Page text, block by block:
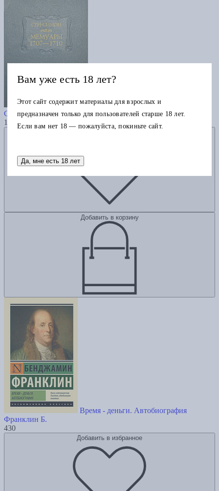
Мемуары 1707-1710
Сен-Симон
11670
Добавить в избранное
Добавить в корзину
Время - деньги. Автобиография
Франклин Б.
430
Добавить в избранное
Вам уже есть 18 лет?
Этот сайт содержит материалы для взрослых и
предназначен только для пользователей старше 18 лет.
Если вам нет 18 — пожалуйста, покиньте сайт.
Да, мне есть 18 лет